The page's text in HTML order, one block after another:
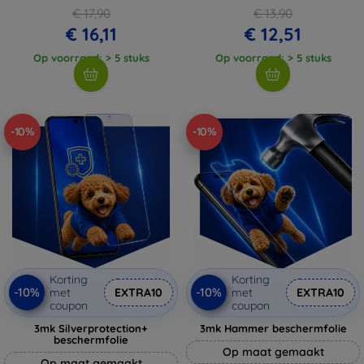
€ 17,90
€ 16,11
Op voorraad: > 5 stuks
€ 13,90
€ 12,51
Op voorraad: > 5 stuks
-10%
-10%
Korting
met
coupon
EXTRA10
3mk Silverprotection+
beschermfolie
-10%
-10%
Korting
met
coupon
EXTRA10
3mk Hammer beschermfolie
Op maat gemaakt